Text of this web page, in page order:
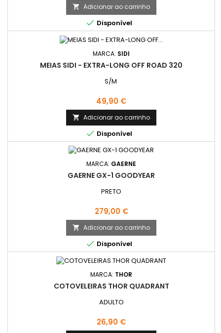
 Adicionar ao carrinho
 Disponível
MARCA: SIDI
MEIAS SIDI - EXTRA-LONG OFF ROAD 320
S/M
Preço
49,90 €
 Adicionar ao carrinho
 Disponível
MARCA: GAERNE
GAERNE GX-1 GOODYEAR
PRETO
Preço
279,00 €
 Adicionar ao carrinho
 Disponível
MARCA: THOR
COTOVELEIRAS THOR QUADRANT
ADULTO
Preço
26,90 €